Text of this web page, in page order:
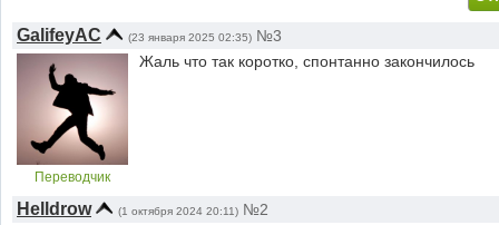
GalifeyAC (23 января 2025 02:35) №3
Переводчик
Жаль что так коротко, спонтанно закончилось
Helldrow (1 октября 2024 20:11) №2